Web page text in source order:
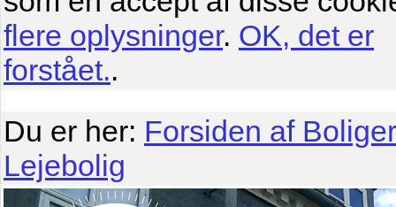
flere oplysninger. OK, det er
forstået..
Du er her: Forsiden af
Lejebolig